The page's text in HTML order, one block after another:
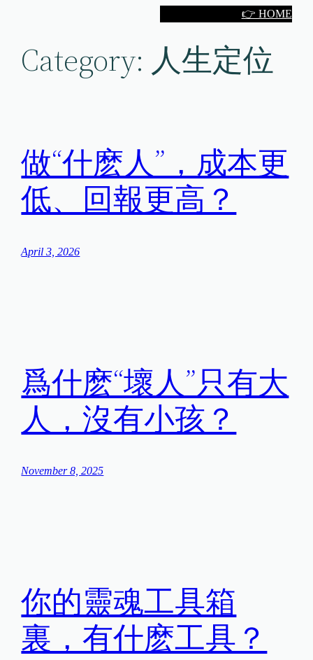
content
👉 HOME
Category: 人生定位
做“什麽人”，成本更
低、回報更高？
April 3, 2026
爲什麽“壞人”只有大
人，沒有小孩？
November 8, 2025
你的靈魂工具箱
裏，有什麽工具？